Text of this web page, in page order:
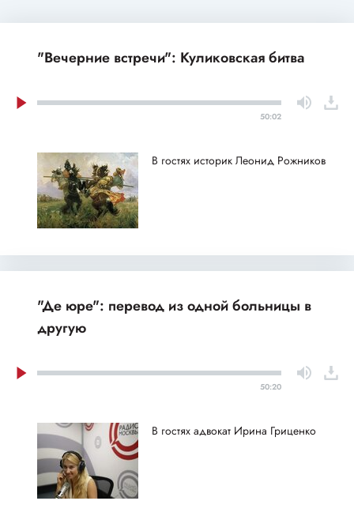
"Вечерние встречи": Куликовская битва
50:02
В гостях историк Леонид Рожников
"Де юре": перевод из одной больницы в
другую
50:20
В гостях адвокат Ирина Гриценко